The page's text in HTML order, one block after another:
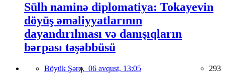
Sülh naminə diplomatiya: Tokayevin
döyüş əməliyyatlarının
dayandırılması və danışıqların
bərpası təşəbbüsü
Böyük Şərq, 06 avqust, 13:05 293